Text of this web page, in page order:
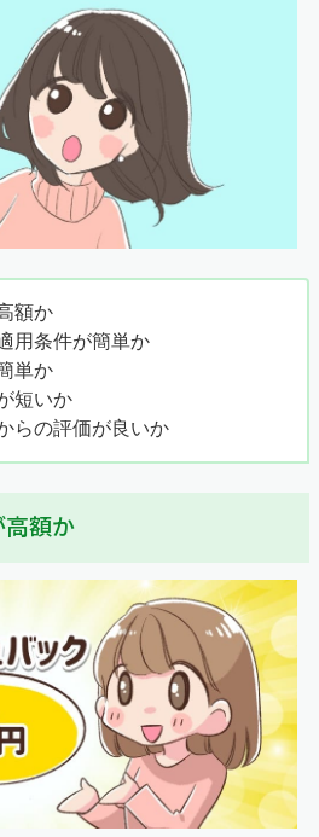
必要なので、都合が良い日を伝えま
解約する(乗換のみ)
していてauひかりに乗り換える人
まったタイミングで解約の連絡を入
りの工事後でも大丈夫です。しか
と乗り換え前の光回線の月額料金を
する可能性が高いです。
い人は、工事日が決まった直後に連
イダにも解約の電話が必要です。
額か
用条件が簡単か
単か
短いか
らの評価が良いか
高額か